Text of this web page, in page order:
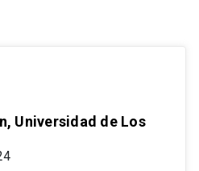
Universidad de Los